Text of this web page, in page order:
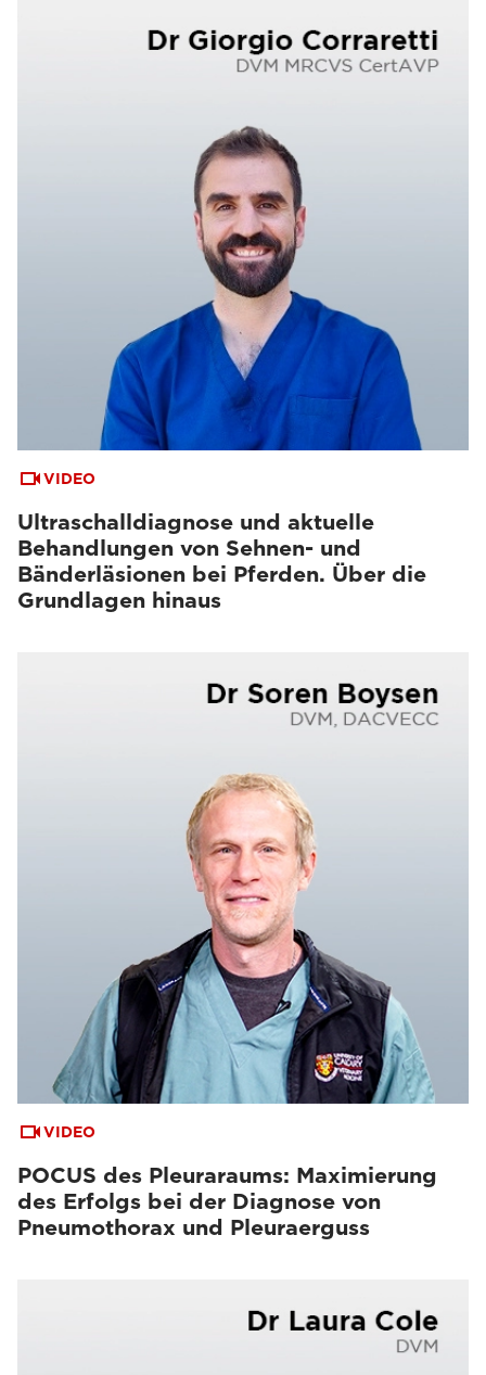
VIDEO
Ultraschalldiagnose und aktuelle
Behandlungen von Sehnen- und
Bänderläsionen bei Pferden. Über die
Grundlagen hinaus
VIDEO
POCUS des Pleuraraums: Maximierung
des Erfolgs bei der Diagnose von
Pneumothorax und Pleuraerguss